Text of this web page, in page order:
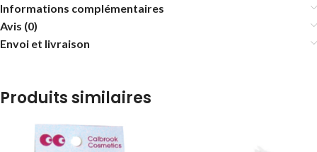
Informations complémentaires
Avis (0)
Envoi et livraison
Produits similaires